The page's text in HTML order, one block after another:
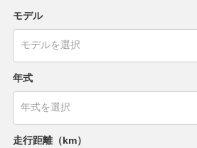
モデル
年式
走行距離（km）